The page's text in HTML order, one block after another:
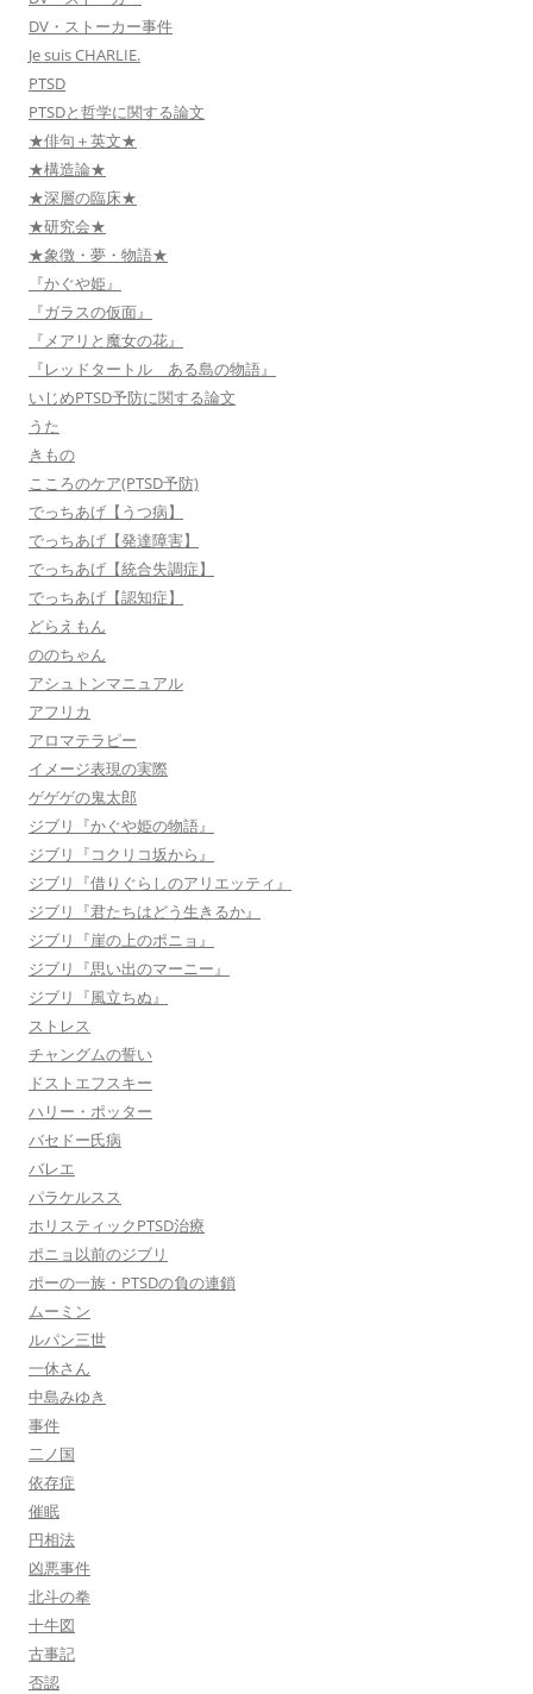
DV・ストーカー事件
Je suis CHARLIE.
PTSD
PTSDと哲学に関する論文
★俳句＋英文★
★構造論★
★深層の臨床★
★研究会★
★象徴・夢・物語★
『かぐや姫』
『ガラスの仮面』
『メアリと魔女の花』
『レッドタートル ある島の物語』
いじめPTSD予防に関する論文
うた
きもの
こころのケア(PTSD予防)
でっちあげ【うつ病】
でっちあげ【発達障害】
でっちあげ【統合失調症】
でっちあげ【認知症】
どらえもん
ののちゃん
アシュトンマニュアル
アフリカ
アロマテラピー
イメージ表現の実際
ゲゲゲの鬼太郎
ジブリ『かぐや姫の物語』
ジブリ『コクリコ坂から』
ジブリ『借りぐらしのアリエッティ』
ジブリ『君たちはどう生きるか』
ジブリ『崖の上のポニョ』
ジブリ『思い出のマーニー』
ジブリ『風立ちぬ』
ストレス
チャングムの誓い
ドストエフスキー
ハリー・ポッター
バセドー氏病
バレエ
パラケルスス
ホリスティックPTSD治療
ポニョ以前のジブリ
ポーの一族・PTSDの負の連鎖
ムーミン
ルパン三世
一休さん
中島みゆき
事件
二ノ国
依存症
催眠
円相法
凶悪事件
北斗の拳
十牛図
古事記
否認